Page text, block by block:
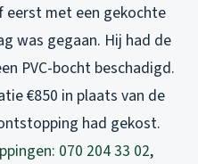
eerst met een gekochte
was gegaan. Hij had de
PVC-bocht beschadigd.
€850 in plaats van de
had gekost.
070 204 33 02,